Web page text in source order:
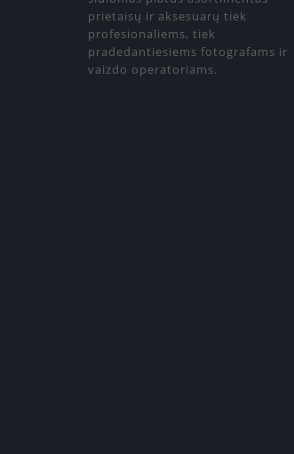
prietaisų ir aksesuarų tiek
profesionaliems, tiek
pradedantiesiems fotografams ir
vaizdo operatoriams.